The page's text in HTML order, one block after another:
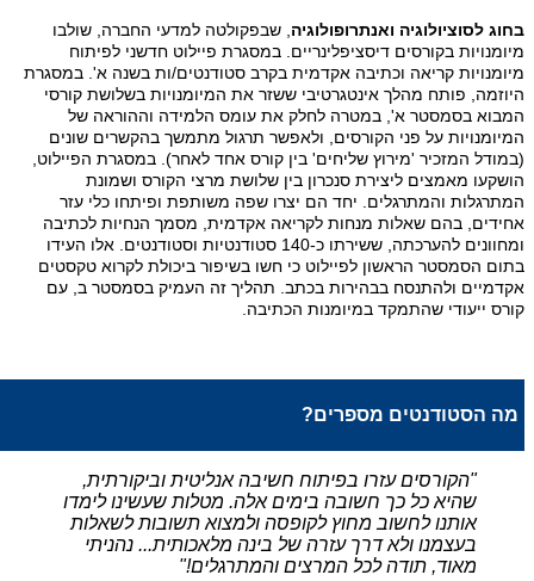
בחוג לסוציולוגיה ואנתרופולוגיה , שבפקולטה למדעי החברה, שולבו
מיומנויות בקורסים דיסציפלינריים. במסגרת פיילוט חדשני לפיתוח
מיומנויות קריאה וכתיבה אקדמית בקרב סטודנטים/ות בשנה א'. במסגרת
היוזמה, פותח מהלך אינטגרטיבי ששזר את המיומנויות בשלושת קורסי
המבוא בסמסטר א', במטרה לחלק את עומס הלמידה וההוראה של
המיומנויות על פני הקורסים, ולאפשר תרגול מתמשך בהקשרים שונים
(במודל המזכיר 'מירוץ שליחים' בין קורס אחד לאחר). במסגרת הפיילוט,
הושקעו מאמצים ליצירת סנכרון בין שלושת מרצי הקורס ושמונת
המתרגלות והמתרגלים. יחד הם יצרו שפה משותפת ופיתחו כלי עזר
אחידים, בהם שאלות מנחות לקריאה אקדמית, מסמך הנחיות לכתיבה
ומחוונים להערכתה, ששירתו כ-140 סטודנטיות וסטודנטים. אלו העידו
בתום הסמסטר הראשון לפיילוט כי חשו בשיפור ביכולת לקרוא טקסטים
אקדמיים ולהתנסח בבהירות בכתב. תהליך זה העמיק בסמסטר ב, עם
קורס ייעודי שהתמקד במיומנות הכתיבה
מה הסטודנטים מספרים?
"הקורסים עזרו בפיתוח חשיבה אנליטית וביקורתית,
שהיא כל כך חשובה בימים אלה. מטלות שעשינו לימדו
אותנו לחשוב מחוץ לקופסה ולמצוא תשובות לשאלות
בעצמנו ולא דרך עזרה של בינה מלאכותית... נהניתי
מאוד, תודה לכל המרצים והמתרגלים!"